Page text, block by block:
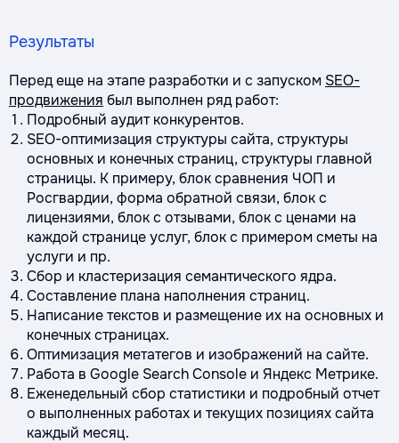
Результаты
Перед еще на этапе разработки и с запуском SEO-
продвижения был выполнен ряд работ:
Подробный аудит конкурентов.
SEO-оптимизация структуры сайта, структуры
основных и конечных страниц, структуры главной
страницы. К примеру, блок сравнения ЧОП и
Росгвардии, форма обратной связи, блок с
лицензиями, блок с отзывами, блок с ценами на
каждой странице услуг, блок с примером сметы на
услуги и пр.
Сбор и кластеризация семантического ядра.
Составление плана наполнения страниц.
Написание текстов и размещение их на основных и
конечных страницах.
Оптимизация метатегов и изображений на сайте.
Работа в Google Search Console и Яндекс Метрике.
Еженедельный сбор статистики и подробный отчет
о выполненных работах и текущих позициях сайта
каждый месяц.